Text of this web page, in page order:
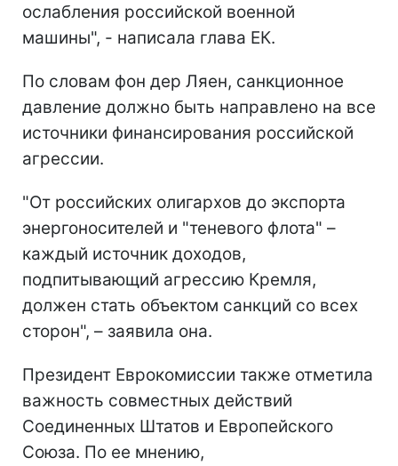
ослабления российской военной
машины", - написала глава ЕК.
По словам фон дер Ляен, санкционное
давление должно быть направлено на все
источники финансирования российской
агрессии.
"От российских олигархов до экспорта
энергоносителей и "теневого флота" –
каждый источник доходов,
подпитывающий агрессию Кремля,
должен стать объектом санкций со всех
сторон", – заявила она.
Президент Еврокомиссии также отметила
важность совместных действий
Соединенных Штатов и Европейского
Союза. По ее мнению,